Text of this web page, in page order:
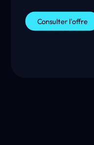
similaire). Les
sont de te fournir
Consulter l'offre